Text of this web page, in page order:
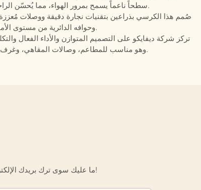
سطحاً ناعماً يسمح بمرور الهواء، مما يُحسّن الراحة مع سهولة التنظيف والصيانة في الاستخدام التجاري اليومي.
صُمم هذا الكرسي بذراعين بتقنيات نجارة دقيقة ووصلات
وحوافه الدائرية من مستوى الأمان، مع إبراز براعة الصنع في إطاره المصنوع من خشب الدردار.
تركز شركة ديفايكو على التصميم المتوازن والأداء الفعال
وهو مناسب للمطاعم، وصالات المقاهي، وغرف الطعام في الفنادق، وأماكن تناول الطعام الفاخرة في المنازل.
ما عليك سوى ترك بريدك الإلكتروني أو رقم هاتفك في نموذج الاتصال حتى نتمكن من إرسال عرض أسعار مجاني لك لمجموعة واسعة من التصاميم لدينا!